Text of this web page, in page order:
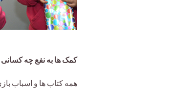
کمک ها به نفع چه
همه کتاب ها و اسباب